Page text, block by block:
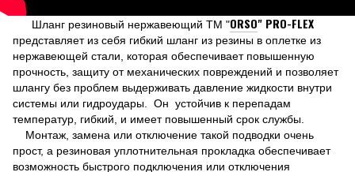
Шланг резиновый нержавеющий ТМ "ORSO" PRO-FLEX
представляет из себя гибкий шланг из резины в оплетке из
нержавеющей стали, которая обеспечивает повышенную
прочность, защиту от механических повреждений и позволяет
шлангу без проблем выдерживать давление жидкости внутри
системы или гидроудары. Он устойчив к перепадам
температур, гибкий, и имеет повышенный срок службы.
Монтаж, замена или отключение такой подводки очень
прост, а резиновая уплотнительная прокладка обеспечивает
возможность быстрого подключения или отключения